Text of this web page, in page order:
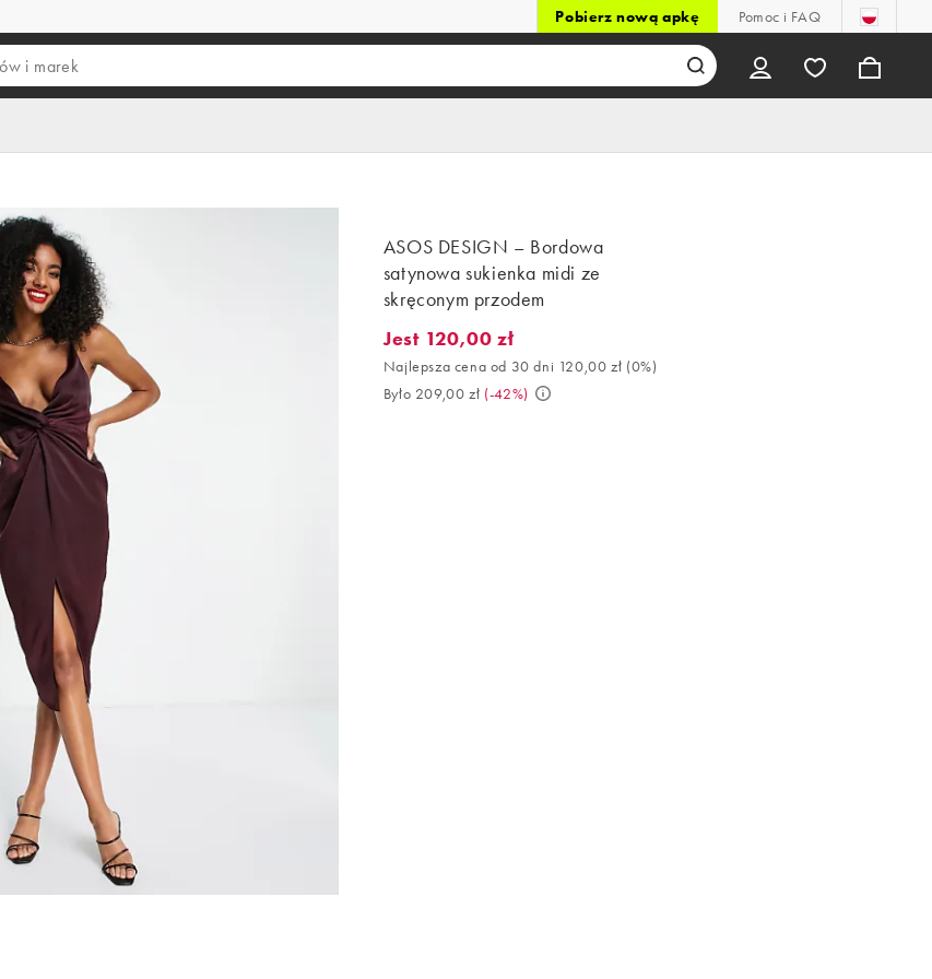
Pobierz nową apkę Pomoc i FAQ
ASOS DESIGN – Bordowa
satynowa sukienka midi ze
skręconym przodem
Jest 120,00 zł. Najlepsza cena od 30 dni 120,00 zł (0%). Było 209,00 zł.
Jest 120,00 zł
Najlepsza cena od 30 dni 120,00 zł (0%)
Było 209,00 zł (-42%)